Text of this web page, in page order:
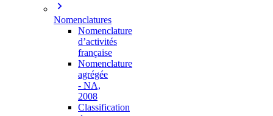
Nomenclatures
Nomenclature
d’activités
française
Nomenclature
agrégée
- NA,
2008
Classification